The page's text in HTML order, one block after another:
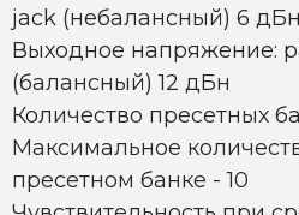
jack (небалансный) 6 дБн
Выходное напряжение:
(балансный) 12 дБн
Количество пресетных
Максимальное
пресетном банке - 10